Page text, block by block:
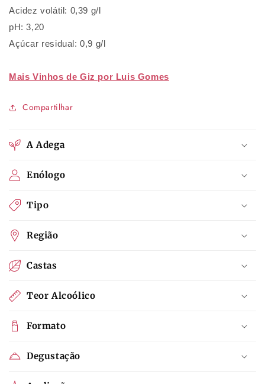
Acidez volátil: 0,39 g/l
pH: 3,20
Açúcar residual: 0,9 g/l
Mais Vinhos de Giz por Luis Gomes
Compartilhar
A Adega
Enólogo
Tipo
Região
Castas
Teor Alcoólico
Formato
Degustação